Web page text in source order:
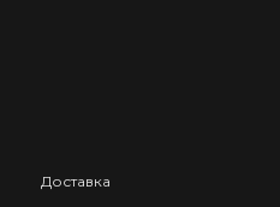
Доставка